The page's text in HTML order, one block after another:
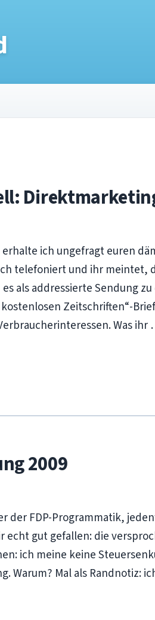
ich ungefragt euren
telefoniert und ihr meintet,
als addressierte Sendung
Zeitschriften“-
Was ihr
2009
der FDP-Programmatik,
echt gut gefallen: die
ich meine keine
Warum? Mal als Randnotiz: